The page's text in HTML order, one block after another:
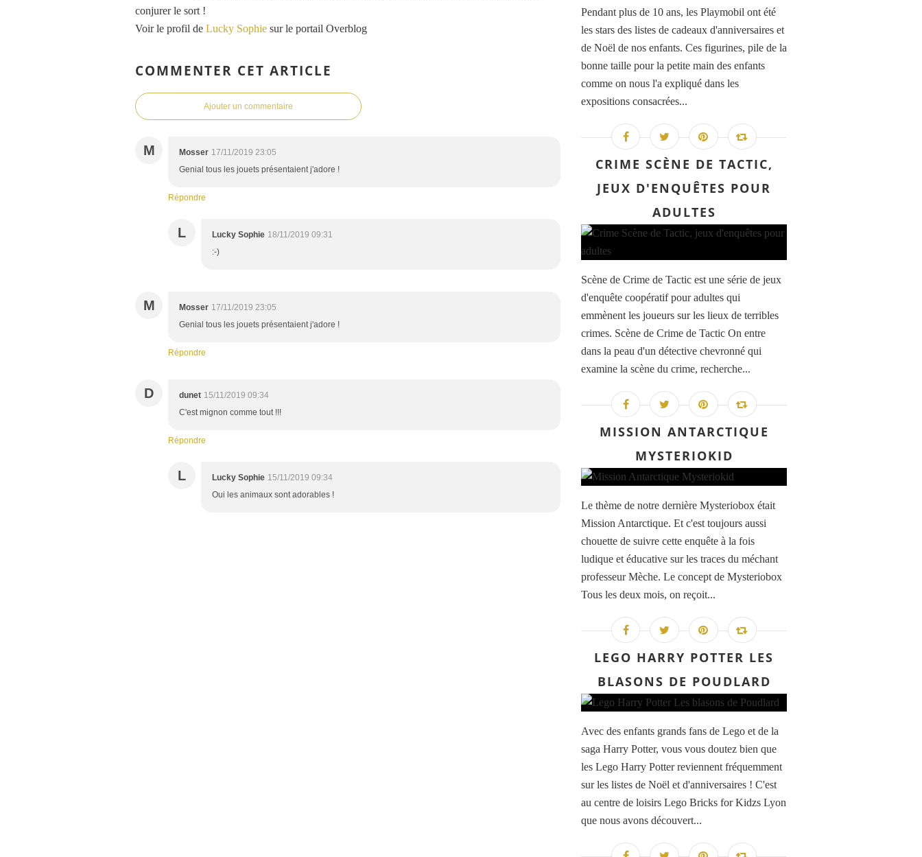
conjurer le sort !
Voir le profil de Lucky Sophie sur le portail Overblog
COMMENTER CET ARTICLE
Ajouter un commentaire
M Mosser 17/11/2019 23:05
Genial tous les jouets présentaient j'adore !
Répondre
L Lucky Sophie 18/11/2019 09:31
:-)
M Mosser 17/11/2019 23:05
Genial tous les jouets présentaient j'adore !
Répondre
D dunet 15/11/2019 09:34
C'est mignon comme tout !!!
Répondre
L Lucky Sophie 15/11/2019 09:34
Oui les animaux sont adorables !
Pendant plus de 10 ans, les Playmobil ont été
les stars des listes de cadeaux d'anniversaires et
de Noël de nos enfants. Ces figurines, pile de la
bonne taille pour la petite main des enfants
comme on nous l'a expliqué dans les
expositions consacrées...
CRIME SCÈNE DE TACTIC,
JEUX D'ENQUÊTES POUR
ADULTES
Scène de Crime de Tactic est une série de jeux
d'enquête coopératif pour adultes qui
emmènent les joueurs sur les lieux de terribles
crimes. Scène de Crime de Tactic On entre
dans la peau d'un détective chevronné qui
examine la scène du crime, recherche...
MISSION ANTARCTIQUE
MYSTERIOKID
Le thème de notre dernière Mysteriobox était
Mission Antarctique. Et c'est toujours aussi
chouette de suivre cette enquête à la fois
ludique et éducative sur les traces du méchant
professeur Mèche. Le concept de Mysteriobox
Tous les deux mois, on reçoit...
LEGO HARRY POTTER LES
BLASONS DE POUDLARD
Avec des enfants grands fans de Lego et de la
saga Harry Potter, vous vous doutez bien que
les Lego Harry Potter reviennent fréquemment
sur les listes de Noël et d'anniversaires ! C'est
au centre de loisirs Lego Bricks for Kidzs Lyon
que nous avons découvert...